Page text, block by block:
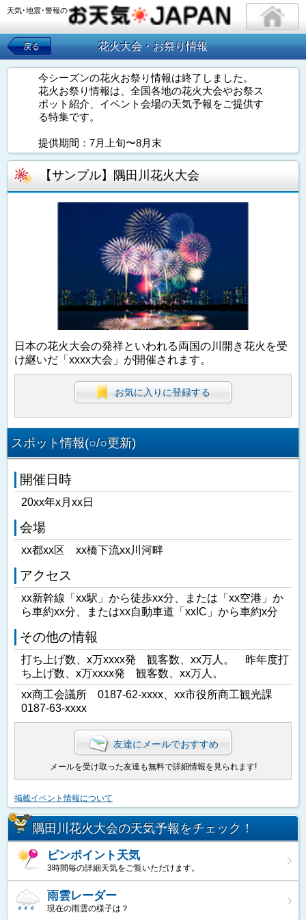
天気･地震･警報の
戻る 花火大会・お祭り情報
今シーズンの花火お祭り情報は終了しました。
花火お祭り情報は、全国各地の花火大会やお祭ス
ポット紹介、イベント会場の天気予報をご提供す
る特集です。
提供期間：7月上旬〜8月末
【サンプル】隅田川花火大会
日本の花火大会の発祥といわれる両国の川開き花火を受
け継いだ「xxxx大会」が開催されます。
お気に入りに登録する
スポット情報(○/○更新)
開催日時
20xx年x月xx日
会場
xx都xx区 xx橋下流xx川河畔
アクセス
xx新幹線「xx駅」から徒歩xx分、または「xx空港」か
ら車約xx分、またはxx自動車道「xxIC」から車約x分
その他の情報
打ち上げ数、x万xxxx発 観客数、xx万人。 昨年度打
ち上げ数、x万xxxx発 観客数、xx万人。
xx商工会議所 0187-62-xxxx、xx市役所商工観光課
0187-63-xxxx
友達にメールでおすすめ
メールを受け取った友達も無料で詳細情報を見られます!
掲載イベント情報について
隅田川花火大会の天気予報をチェック！
ピンポイント天気
3時間毎の詳細天気をご覧いただけます。
雨雲レーダー
現在の雨雲の様子は？